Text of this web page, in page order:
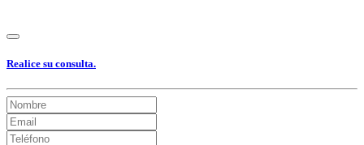
Realice su consulta.